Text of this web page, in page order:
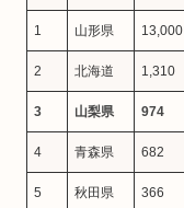
1 山形県 13,000
2 北海道 1,310
3 山梨県 974
4 青森県 682
5 秋田県 366